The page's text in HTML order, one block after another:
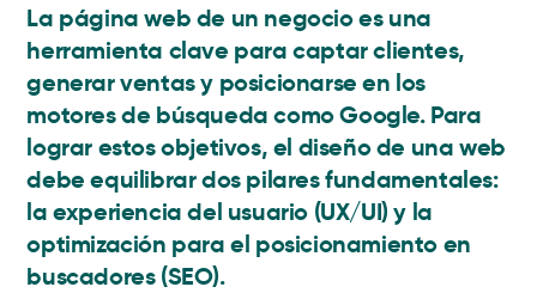
La página web de un negocio es una
herramienta clave para captar clientes,
generar ventas y posicionarse en los
motores de búsqueda como Google. Para
lograr estos objetivos, el diseño de una web
debe equilibrar dos pilares fundamentales:
la experiencia del usuario (UX/UI) y la
optimización para el posicionamiento en
buscadores (SEO).